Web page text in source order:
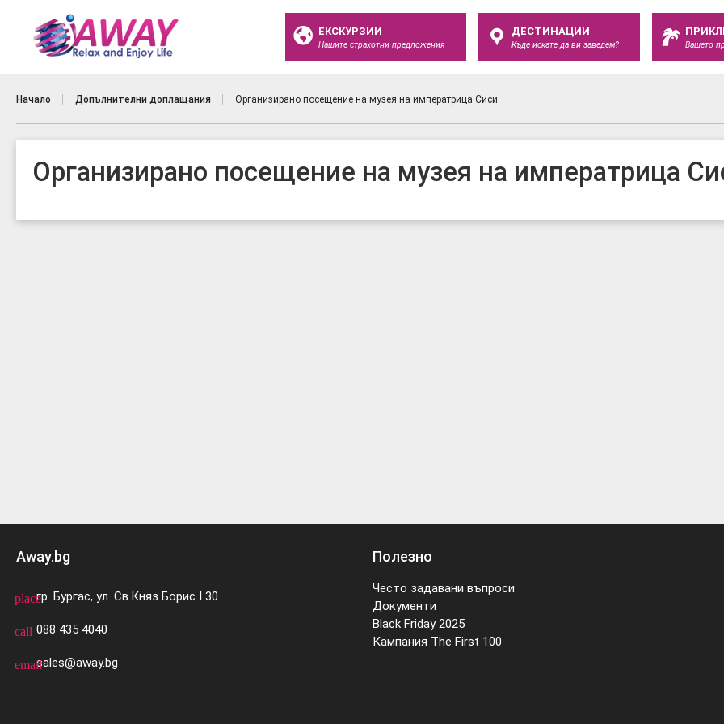
ЕКСКУРЗИИ
Нашите страхотни предложения
ДЕСТИНАЦИИ
Къде искате да ви заведем? Вашето
Начало Допълнителни доплащания Организирано посещение на музея на императрица Сиси
Организирано посещение на музея на императрица
Away.bg
placeгр. Бургас, ул. Св.Княз Борис I 30
call 088 435 4040
emailsales@away.bg
Полезно
Често задавани въпроси
Документи
Black Friday 2025
Кампания The First 100